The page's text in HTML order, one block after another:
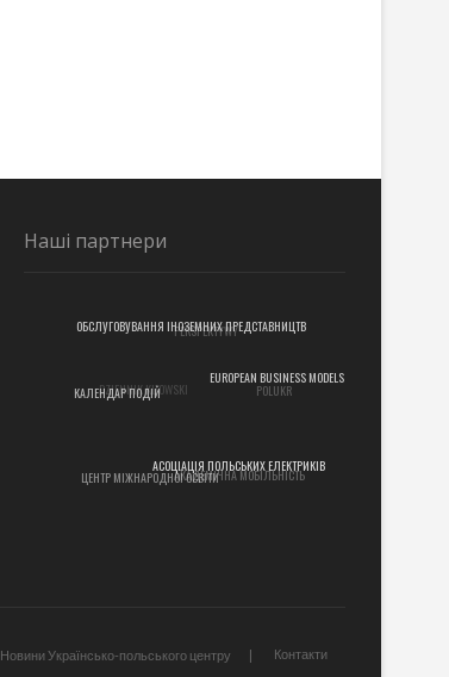
Наші партнери
PERSPEKTYWY
POLUKR
АКАДЕМІЧНА МОБІЛЬНІСТЬ
ЦЕНТР МІЖНАРОДНОЇ ОСВІТИ
КАЛЕНДАР ПОДІЙ
EUROPEAN BUSINESS MODELS
АСОЦІАЦІЯ ПОЛЬСЬКИХ ЕЛЕКТРИКІВ
Новини Українсько-польського центру Контакти